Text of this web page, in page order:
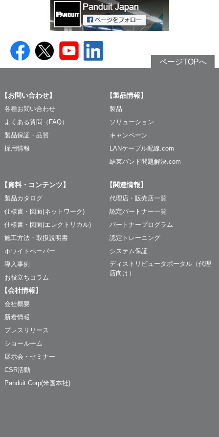
ページTOPへ
【お問い合わせ】
各種お問い合わせ
よくある質問（FAQ）
製品保証・品質
採用情報
【製品情報】
製品
ソリューション
キャンペーン
LANケーブル配線.com
結束バンド問題解決.com
【資料・コンテンツ】
製品カタログ
仕様書・図面(ネットワーク)
仕様書・図面(エレクトリカル)
施工方法・取扱説明書
ホワイトペーパー
導入事例
お役立ちコラム
【関連情報】
代理店・販売店一覧
認定パートナー一覧
パートナープログラム
認定トレーニング
システム保証
ディストリビュータポータル（代理
店向け）
【会社情報】
会社概要
新着情報
プレスリリース
ショールーム
展示会・セミナー
CSR活動
Panduit Corp(米国本社)